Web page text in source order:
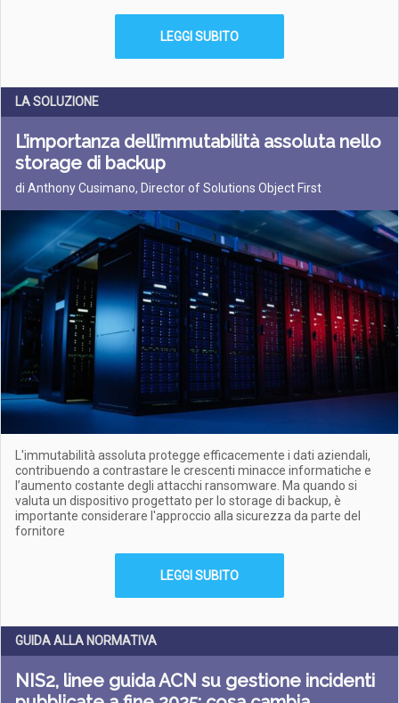
LEGGI SUBITO
LA SOLUZIONE
L’importanza dell’immutabilità assoluta nello
storage di backup
di Anthony Cusimano, Director of Solutions Object First
L'immutabilità assoluta protegge efficacemente i dati aziendali,
contribuendo a contrastare le crescenti minacce informatiche e
l’aumento costante degli attacchi ransomware. Ma quando si
valuta un dispositivo progettato per lo storage di backup, è
importante considerare l'approccio alla sicurezza da parte del
fornitore
LEGGI SUBITO
GUIDA ALLA NORMATIVA
NIS2, linee guida ACN su gestione incidenti